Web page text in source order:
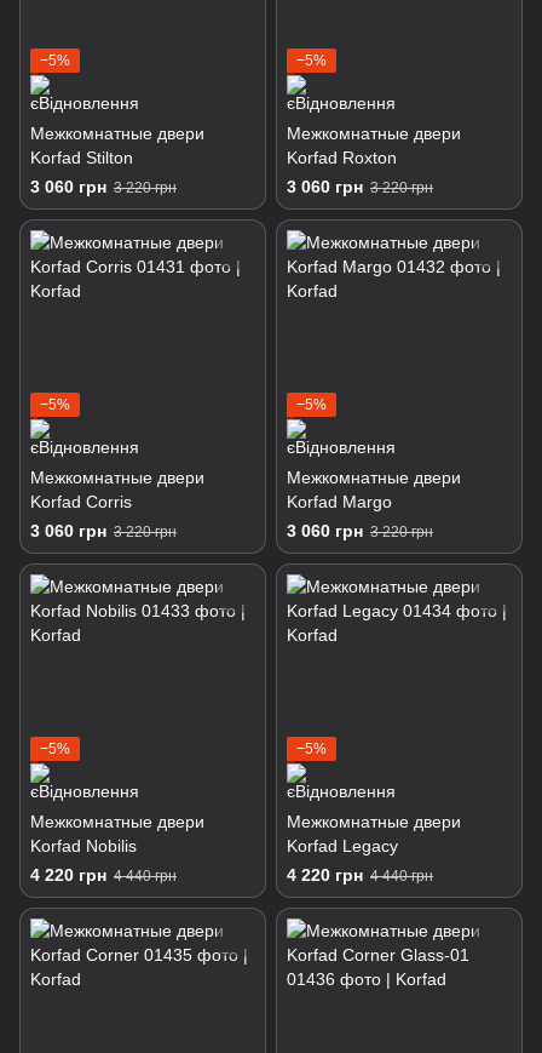
−5%
Межкомнатные двери
Korfad Stilton
3 060 грн 3 220 грн
−5%
Межкомнатные двери
Korfad Roxton
3 060 грн 3 220 грн
−5%
Межкомнатные двери
Korfad Corris
3 060 грн 3 220 грн
−5%
Межкомнатные двери
Korfad Margo
3 060 грн 3 220 грн
−5%
Межкомнатные двери
Korfad Nobilis
4 220 грн 4 440 грн
−5%
Межкомнатные двери
Korfad Legacy
4 220 грн 4 440 грн